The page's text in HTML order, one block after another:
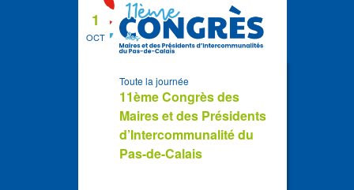
OCT
1
11ème Congrès des
Maires et des Présidents
d’Intercommunalité du
Pas-de-Calais
Toute la journée